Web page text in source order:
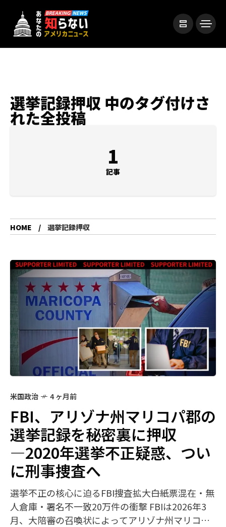
選挙記録押収 中のタグ付けさ
れた全投稿
1
記事
HOME 選挙記録押収
米国政治 4 ヶ月前
FBI、アリゾナ州マリコパ郡の
選挙記録を秘密裏に押収
―2020年選挙不正疑惑、つい
に刑事捜査へ
選挙不正の核心に迫るFBI捜査拡大――白紙票混在・無
人倉庫・署名不一致20万件の衝撃 FBIは2026年3
月、大陪審の召喚状によってアリゾナ州マリコパ